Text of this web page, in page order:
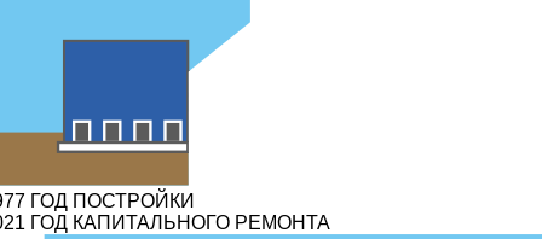
ГОД ПОСТРОЙКИ
ГОД КАПИТАЛЬНОГО РЕМОНТА